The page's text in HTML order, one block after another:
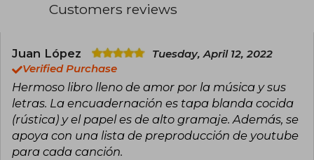
Customers reviews
Juan López
Tuesday, April 12, 2022
Verified Purchase
Hermoso libro lleno de amor por la música y sus
letras. La encuadernación es tapa blanda cocida
(rústica) y el papel es de alto gramaje. Además, se
apoya con una lista de preproducción de youtube
para cada canción.